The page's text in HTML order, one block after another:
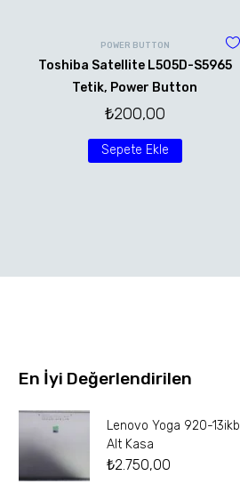
POWER BUTTON
Toshiba Satellite L505D-S5965
Tetik, Power Button
₺200,00
Sepete Ekle
En İyi Değerlendirilen
Lenovo Yoga 920-13ikb
Alt Kasa
₺2.750,00